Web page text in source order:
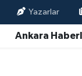
Yazarlar
Ankara